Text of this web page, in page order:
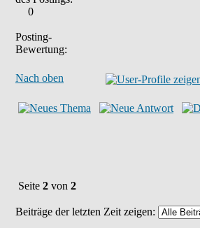
0
Posting-
Bewertung:
Nach oben
Seite 2 von 2
Beiträge der letzten Zeit zeigen: